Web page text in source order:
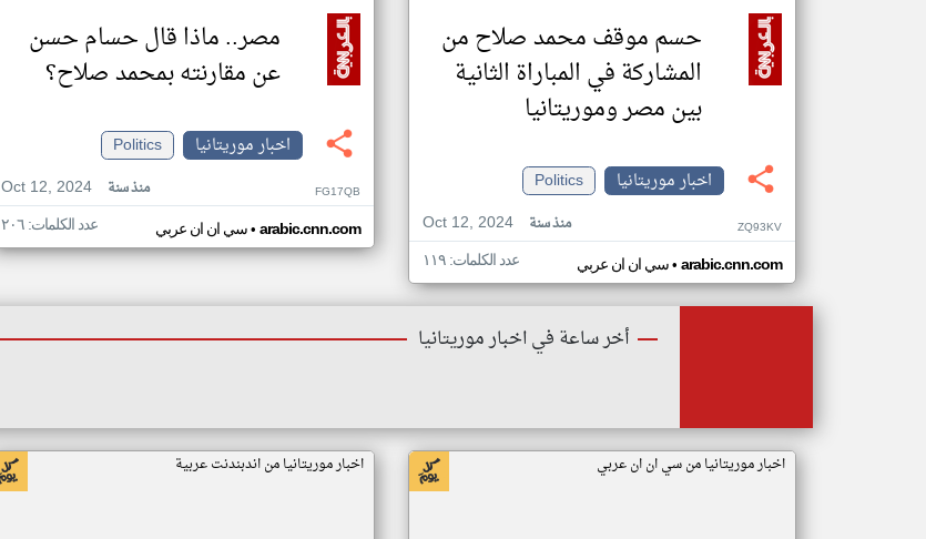
حسم موقف محمد صلاح من
المشاركة في المباراة الثانية
بين مصر وموريتانيا
اخبار موريتانيا
Politics
Oct 12, 2024
منذ سنة ZQ93KV
سي ان ان عربي• arabic.cnn.com عدد الكلمات: ١١٩
مصر.. ماذا قال حسام حسن
عن مقارنته بمحمد صلاح؟
اخبار موريتانيا
Politics
Oct 12, 2024
منذ سنة FG17QB
سي ان ان عربي• arabic.cnn.com عدد الكلمات: ٢٠٦
أخر ساعة في اخبار موريتانيا
اخبار موريتانيا من سي ان ان عربي اخبار موريتانيا من اندبندنت عربية